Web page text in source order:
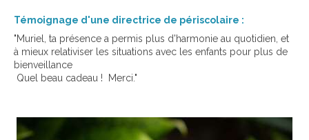
Témoignage d'une directrice de périscolaire :
"Muriel, ta présence a permis plus d'harmonie au quotidien, et
à mieux relativiser les situations avec les enfants pour plus de
bienveillance
Quel beau cadeau ! Merci."